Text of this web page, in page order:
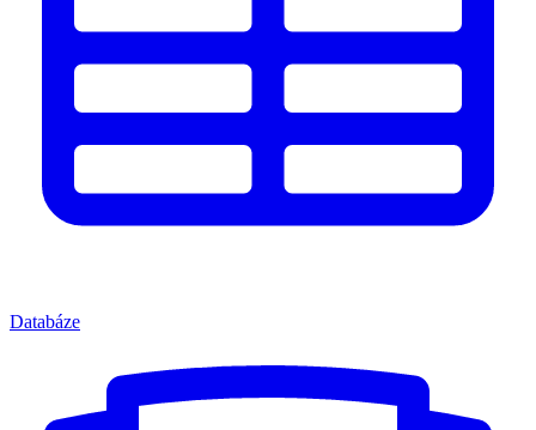
Databáze